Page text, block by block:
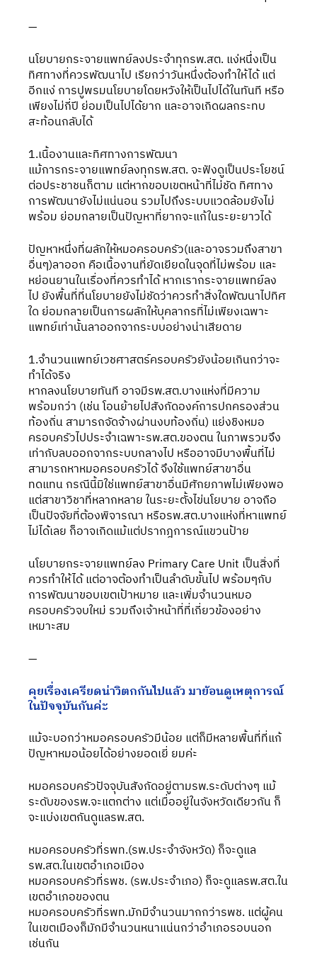
—
นโยบายกระจายแพทย์ลงประจำทุกรพ.สต. แง่หนึ่งเป็น
ทิศทางที่ควรพัฒนาไป เรียกว่าวันหนึ่งต้องทำให้ได้ แต่
อีกแง่ การปูพรมนโยบายโดยหวังให้เป็นไปได้ในทันที หรือ
เพียงไม่กี่ปี ย่อมเป็นไปได้ยาก และอาจเกิดผลกระทบ
สะท้อนกลับได้
1.เนื้องานและทิศทางการพัฒนา
แม้การกระจายแพทย์ลงทุกรพ.สต. จะฟังดูเป็นประโยชน์
ต่อประชาชนก็ตาม แต่หากขอบเขตหน้าที่ไม่ชัด ทิศทาง
การพัฒนายังไม่แน่นอน รวมไปถึงระบบแวดล้อมยังไม่
พร้อม ย่อมกลายเป็นปัญหาที่ยากจะแก้ในระยะยาวได้
ปัญหาหนึ่งที่ผลักให้หมอครอบครัว(และอาจรวมถึงสาขา
อื่นๆ)ลาออก คือเนื้องานที่ยัดเยียดในจุดที่ไม่พร้อม และ
หย่อนยานในเรื่องที่ควรทำได้ หากเรากระจายแพทย์ลง
ไป ยังพื้นที่ที่นโยบายยังไม่ชัดว่าควรทำสิ่งใดพัฒนาไปทิศ
ใด ย่อมกลายเป็นการผลักให้บุคลากรที่ไม่เพียงเฉพาะ
แพทย์เท่านั้นลาออกจากระบบอย่างน่าเสียดาย
1.จำนวนแพทย์เวชศาสตร์ครอบครัวยังน้อยเกินกว่าจะ
ทำได้จริง
หากลงนโยบายทันที อาจมีรพ.สต.บางแห่งที่มีความ
พร้อมกว่า (เช่น โอนย้ายไปสังกัดองค์การปกครองส่วน
ท้องถิ่น สามารถจัดจ้างผ่านงบท้องถิ่น) แย่งชิงหมอ
ครอบครัวไปประจำเฉพาะรพ.สต.ของตน ในภาพรวมจึง
เท่ากับลบออกจากระบบกลางไป หรืออาจมีบางพื้นที่ไม่
สามารถหาหมอครอบครัวได้ จึงใช้แพทย์สาขาอื่น
ทดแทน กรณีนี้มิใช่แพทย์สาขาอื่นมีศักยภาพไม่เพียงพอ
แต่สาขาวิชาที่หลากหลาย ในระยะตั้งไข่นโยบาย อาจถือ
เป็นปัจจัยที่ต้องพิจารณา หรือรพ.สต.บางแห่งที่หาแพทย์
ไม่ได้เลย ก็อาจเกิดแม้แต่ปรากฎการณ์แขวนป้าย
นโยบายกระจายแพทย์ลง Primary Care Unit เป็นสิ่งที่
ควรทำให้ได้ แต่อาจต้องทำเป็นลำดับขั้นไป พร้อมๆกับ
การพัฒนาขอบเขตเป้าหมาย และเพิ่มจำนวนหมอ
ครอบครัวจบใหม่ รวมถึงเจ้าหน้าที่ที่เกี่ยวข้องอย่าง
เหมาะสม
—
คุยเรื่องเครียดน่าวิตกกันไปแล้ว มาย้อนดูเหตุการณ์
ในปัจจุบันกันค่ะ
แม้จะบอกว่าหมอครอบครัวมีน้อย แต่ก็มีหลายพื้นที่ที่แก้
ปัญหาหมอน้อยได้อย่างยอดเยี่ ยมค่ะ
หมอครอบครัวปัจจุบันสังกัดอยู่ตามรพ.ระดับต่างๆ แม้
ระดับของรพ.จะแตกต่าง แต่เมื่ออยู่ในจังหวัดเดียวกัน ก็
จะแบ่งเขตกันดูแลรพ.สต.
หมอครอบครัวที่รพท.(รพ.ประจำจังหวัด) ก็จะดูแล
รพ.สต.ในเขตอำเภอเมือง
หมอครอบครัวที่รพช. (รพ.ประจำเภอ) ก็จะดูแลรพ.สต.ใน
เขตอำเภอของตน
หมอครอบครัวที่รพท.มักมีจำนวนมากกว่ารพช. แต่ผู้คน
ในเขตเมืองก็มักมีจำนวนหนาแน่นกว่าอำเภอรอบนอก
เช่นกัน